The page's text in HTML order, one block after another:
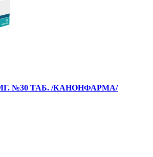
№30 ТАБ. /КАНОНФАРМА/